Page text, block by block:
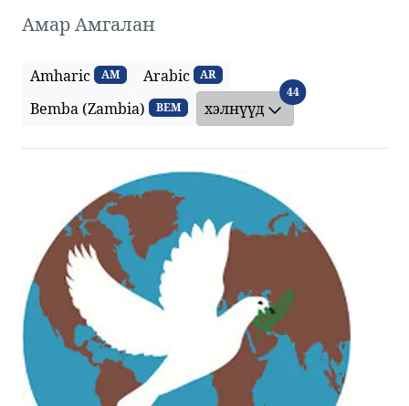
Амар Амгалан
Amharic AM Arabic AR
Bemba (Zambia) BEM хэлнүүд
44хэлнүүд